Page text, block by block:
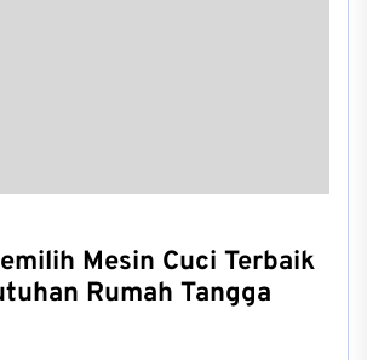
Mesin Cuci Terbaik
Rumah Tangga